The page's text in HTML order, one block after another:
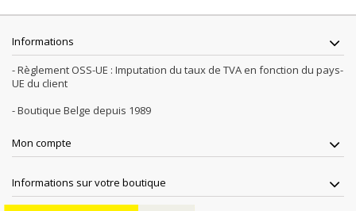
Informations
- Règlement OSS-UE : Imputation du taux de TVA en fonction du pays-
UE du client
- Boutique Belge depuis 1989
Mon compte
Informations sur votre boutique